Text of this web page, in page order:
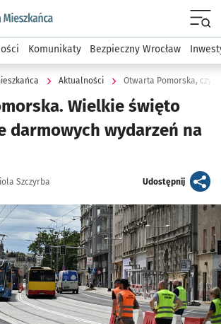
wroclaw.pl podserwis: Dla mieszkańca
Komunikaty Bezpieczny Wrocław
Aktualności Otwarta Pomorska, czyli
Wielkie święto
darmowych wydarzeń na
Szczyrba Udostępnijartykuł